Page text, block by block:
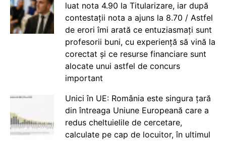
luat nota 4.90 la Titularizare, iar după
contestații nota a ajuns la 8.70 / Astfel
de erori îmi arată ce entuziasmați sunt
profesorii buni, cu experiență să vină la
corectat și ce resurse financiare sunt
alocate unui astfel de concurs
important
Unici în UE: România este singura țară
din întreaga Uniune Europeană care a
redus cheltuielile de cercetare,
calculate pe cap de locuitor, în ultimul